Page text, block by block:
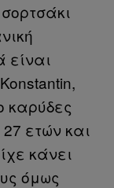
είναι
καρύδες
ετών και
κάνει
όμως